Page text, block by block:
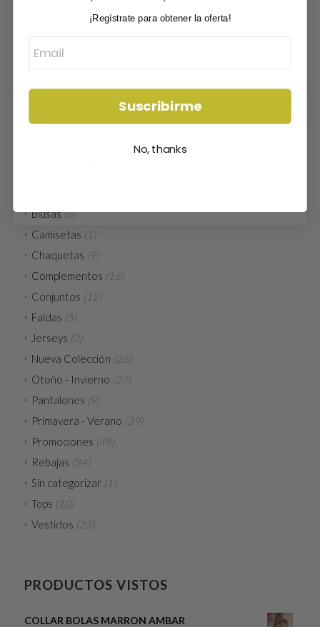
Blusas(8)
Camisetas (1)
Chaquetas (9)
Complementos (16)
Conjuntos (12)
Faldas (5)
Jerseys (3)
Nueva Colección (26)
Otoño - Invierno (27)
Pantalones (9)
Primavera - Verano (39)
Promociones (48)
Rebajas (34)
Sin categorizar (1)
Tops (10)
Vestidos (23)
PRODUCTOS VISTOS
COLLAR BOLAS MARRON AMBAR
¡Regístrate para obtener la oferta!
Suscribirme
No, thanks